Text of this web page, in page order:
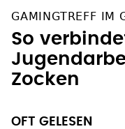
GAMINGTREFF IM
So
Zocken
OFT GELESEN